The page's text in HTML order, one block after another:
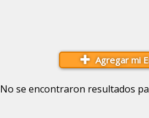
Agregar mi
No se encontraron resultados